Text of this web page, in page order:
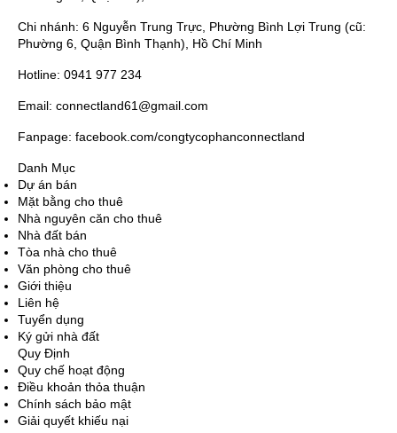
Chi nhánh: 6 Nguyễn Trung Trực, Phường Bình Lợi Trung (cũ:
Phường 6, Quận Bình Thạnh), Hồ Chí Minh
Hotline: 0941 977 234
Email: connectland61@gmail.com
Fanpage: facebook.com/congtycophanconnectland
Danh Mục
Dự án bán
Mặt bằng cho thuê
Nhà nguyên căn cho thuê
Nhà đất bán
Tòa nhà cho thuê
Văn phòng cho thuê
Giới thiệu
Liên hệ
Tuyển dụng
Ký gửi nhà đất
Quy Định
Quy chế hoạt động
Điều khoản thỏa thuận
Chính sách bảo mật
Giải quyết khiếu nại